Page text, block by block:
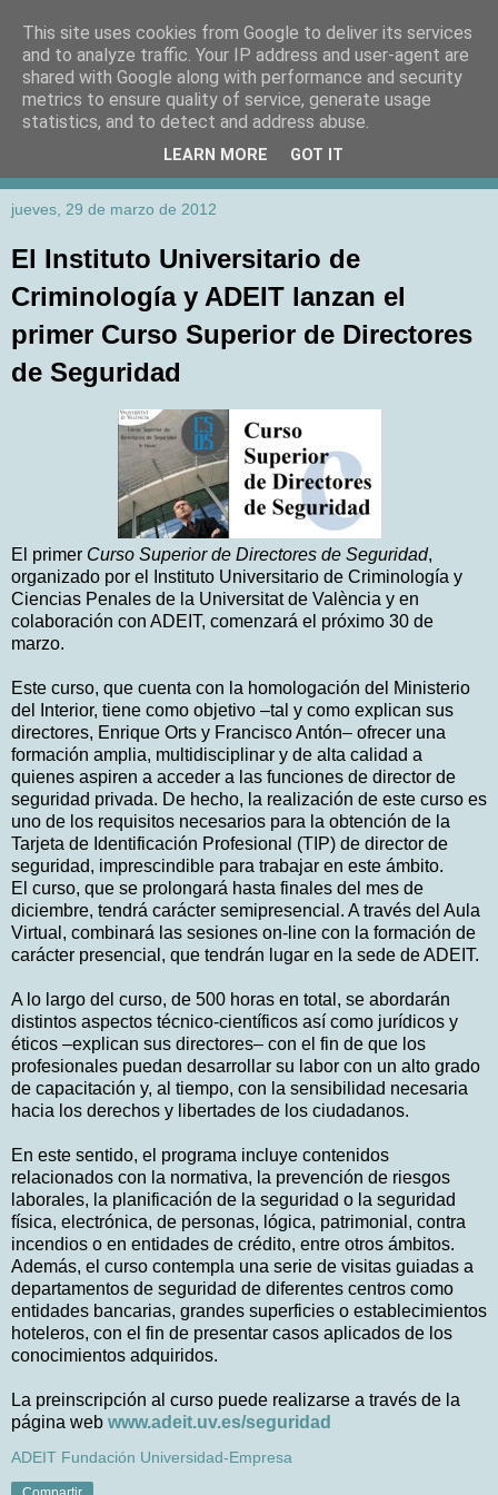
jueves, 29 de marzo de 2012
El Instituto Universitario de
Criminología y ADEIT lanzan el
primer Curso Superior de Directores
de Seguridad
El primer Curso Superior de Directores de Seguridad,
organizado por el Instituto Universitario de Criminología y
Ciencias Penales de la Universitat de València y en
colaboración con ADEIT, comenzará el próximo 30 de
marzo.
Este curso, que cuenta con la homologación del Ministerio
del Interior, tiene como objetivo –tal y como explican sus
directores, Enrique Orts y Francisco Antón– ofrecer una
formación amplia, multidisciplinar y de alta calidad a
quienes aspiren a acceder a las funciones de director de
seguridad privada. De hecho, la realización de este curso es
uno de los requisitos necesarios para la obtención de la
Tarjeta de Identificación Profesional (TIP) de director de
seguridad, imprescindible para trabajar en este ámbito.
El curso, que se prolongará hasta finales del mes de
diciembre, tendrá carácter semipresencial. A través del Aula
Virtual, combinará las sesiones on-line con la formación de
carácter presencial, que tendrán lugar en la sede de ADEIT.
A lo largo del curso, de 500 horas en total, se abordarán
distintos aspectos técnico-científicos así como jurídicos y
éticos –explican sus directores– con el fin de que los
profesionales puedan desarrollar su labor con un alto grado
de capacitación y, al tiempo, con la sensibilidad necesaria
hacia los derechos y libertades de los ciudadanos.
En este sentido, el programa incluye contenidos
relacionados con la normativa, la prevención de riesgos
laborales, la planificación de la seguridad o la seguridad
física, electrónica, de personas, lógica, patrimonial, contra
incendios o en entidades de crédito, entre otros ámbitos.
Además, el curso contempla una serie de visitas guiadas a
departamentos de seguridad de diferentes centros como
entidades bancarias, grandes superficies o establecimientos
hoteleros, con el fin de presentar casos aplicados de los
conocimientos adquiridos.
La preinscripción al curso puede realizarse a través de la
página web www.adeit.uv.es/seguridad
ADEIT Fundación Universidad-Empresa
This site uses cookies from Google to deliver its services
and to analyze traffic. Your IP address and user-agent are
shared with Google along with performance and security
metrics to ensure quality of service, generate usage
statistics, and to detect and address abuse.
LEARN MORE GOT IT